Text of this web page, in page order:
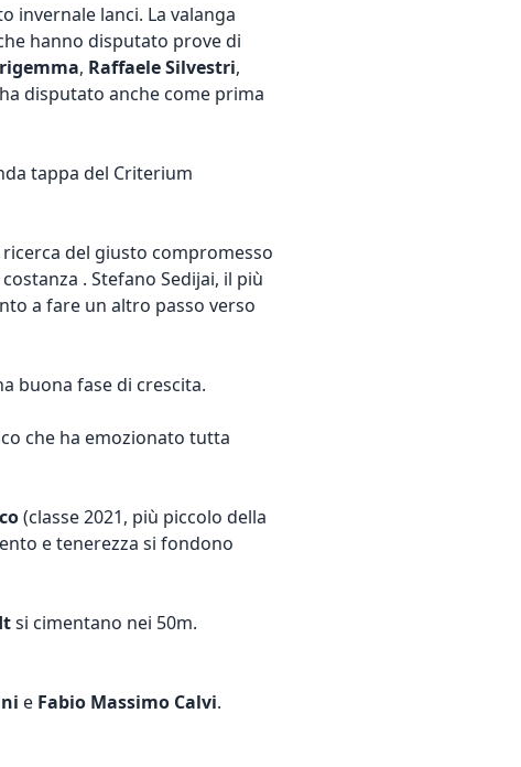
invernale lanci. La valanga
hanno disputato prove di
, Raffaele Silvestri,
disputato anche come prima
tappa del Criterium
del giusto compromesso
. Stefano Sedijai, il più
a fare un altro passo verso
buona fase di crescita.
che ha emozionato tutta
(classe 2021, più piccolo della
e tenerezza si fondono
si cimentano nei 50m.
e Fabio Massimo Calvi.